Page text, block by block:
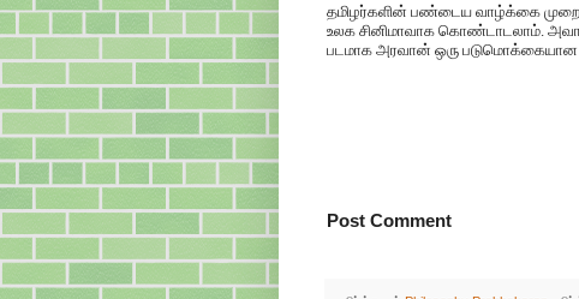
தமிழர்களின் பண்டைய வாழ்க்கை
உலக சினிமாவாக கொண்டாடலாம்.
படமாக அரவான் ஒரு படுமொக்கையான
Post Comment